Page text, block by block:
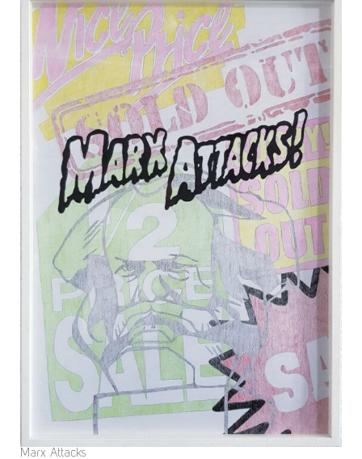
Marx Attacks